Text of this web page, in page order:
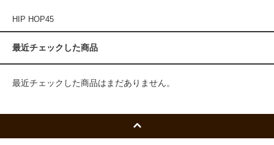
HIP HOP45
最近チェックした商品
最近チェックした商品はまだありません。